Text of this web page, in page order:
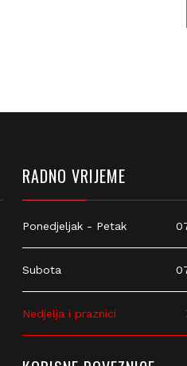
RADNO VRIJEME
Ponedjeljak - Petak
Subota
Nedjelja i praznici